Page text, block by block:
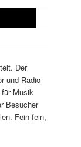
Der
und Radio
Musik
Besucher
Fein fein,